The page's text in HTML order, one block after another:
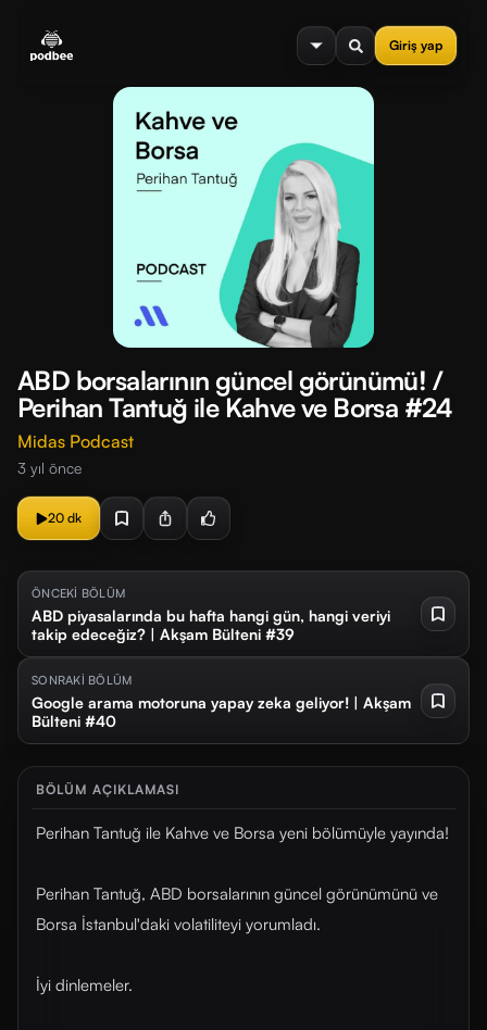
Giriş yap
menu
ABD borsalarının güncel görünümü! /
Perihan Tantuğ ile Kahve ve Borsa #24
Midas Podcast
3 yıl önce
20 dk
ÖNCEKİ BÖLÜM
ABD piyasalarında bu hafta hangi gün, hangi veriyi
takip edeceğiz? | Akşam Bülteni #39
SONRAKİ BÖLÜM
Google arama motoruna yapay zeka geliyor! | Akşam
Bülteni #40
BÖLÜM AÇIKLAMASI
Perihan Tantuğ ile Kahve ve Borsa yeni bölümüyle yayında!
Perihan Tantuğ, ABD borsalarının güncel görünümünü ve
Borsa İstanbul'daki volatiliteyi yorumladı.
İyi dinlemeler.